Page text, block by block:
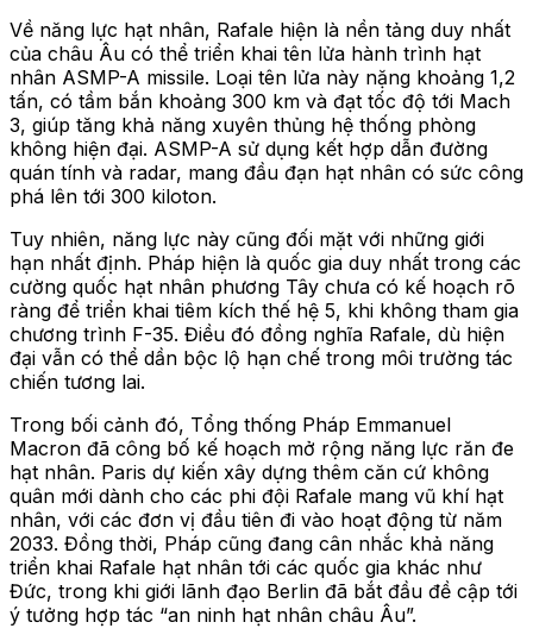
Về năng lực hạt nhân, Rafale hiện là nền tảng duy nhất
của châu Âu có thể triển khai tên lửa hành trình hạt
nhân ASMP-A missile. Loại tên lửa này nặng khoảng 1,2
tấn, có tầm bắn khoảng 300 km và đạt tốc độ tới Mach
3, giúp tăng khả năng xuyên thủng hệ thống phòng
không hiện đại. ASMP-A sử dụng kết hợp dẫn đường
quán tính và radar, mang đầu đạn hạt nhân có sức công
phá lên tới 300 kiloton.
Tuy nhiên, năng lực này cũng đối mặt với những giới
hạn nhất định. Pháp hiện là quốc gia duy nhất trong các
cường quốc hạt nhân phương Tây chưa có kế hoạch rõ
ràng để triển khai tiêm kích thế hệ 5, khi không tham gia
chương trình F-35. Điều đó đồng nghĩa Rafale, dù hiện
đại vẫn có thể dần bộc lộ hạn chế trong môi trường tác
chiến tương lai.
Trong bối cảnh đó, Tổng thống Pháp Emmanuel
Macron đã công bố kế hoạch mở rộng năng lực răn đe
hạt nhân. Paris dự kiến xây dựng thêm căn cứ không
quân mới dành cho các phi đội Rafale mang vũ khí hạt
nhân, với các đơn vị đầu tiên đi vào hoạt động từ năm
2033. Đồng thời, Pháp cũng đang cân nhắc khả năng
triển khai Rafale hạt nhân tới các quốc gia khác như
Đức, trong khi giới lãnh đạo Berlin đã bắt đầu đề cập tới
ý tưởng hợp tác “an ninh hạt nhân châu Âu”.